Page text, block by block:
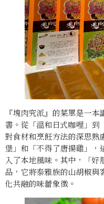
『塊肉究派』的菜單是一
書。從「溫和日式咖哩」到
對食材和烹飪方法的深思熟
堡」和「不得了唐揚雞」，
入了本地風味。其中，「
品，它將泰雅族的山胡椒與
化共融的味蕾象徵。